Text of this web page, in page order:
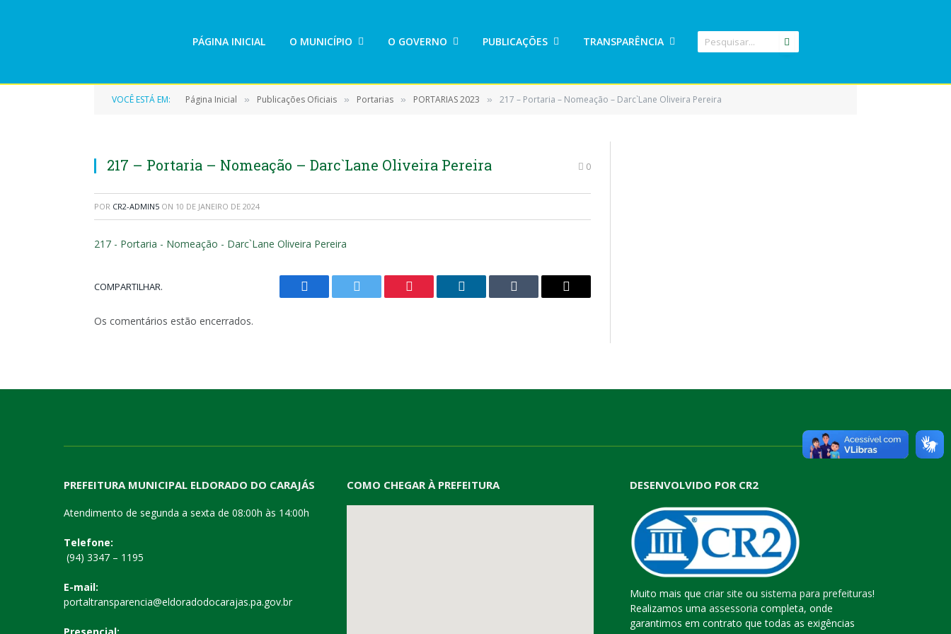
PÁGINA INICIAL O MUNICÍPIO O GOVERNO PUBLICAÇÕES TRANSPARÊNCIA
VOCÊ ESTÁ EM: Página Inicial » Publicações Oficiais » Portarias » PORTARIAS 2023 » 217 – Portaria – Nomeação – Darc`Lane Oliveira Pereira
217 – Portaria – Nomeação – Darc`Lane Oliveira Pereira 0
POR CR2-ADMIN5 ON 10 DE JANEIRO DE 2024
217 - Portaria - Nomeação - Darc`Lane Oliveira Pereira
COMPARTILHAR.
Facebook Twitter Pinterest LinkedIn Tumblr
E-
Os comentários estão encerrados.
PREFEITURA MUNICIPAL ELDORADO DO CARAJÁS
Atendimento de segunda a sexta de 08:00h às 14:00h
Telefone:
(94) 3347 – 1195
E-mail:
portaltransparencia@eldoradodocarajas.pa.gov.br
COMO CHEGAR À PREFEITURA DESENVOLVIDO POR CR2
Muito mais que criar site ou sistema para prefeituras!
Realizamos uma assessoria completa, onde
garantimos em contrato que todas as exigências